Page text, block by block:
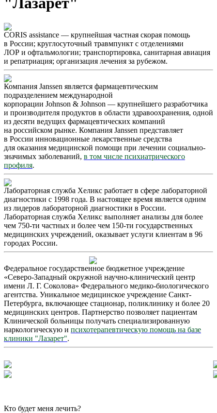
CORIS assistance — крупнейшая частная скорая помощь
в России; круглосуточный травмпункт с отделениями
ЛОР и офтальмологии; транспортировка, санитарная авиация
и репатриация; организация лечения за рубежом.
Компания Janssen является фармацевтическим
подразделением международной
корпорации Johnson & Johnson — крупнейшего разработчика
и производителя продуктов в области здравоохранения, одной
из десяти ведущих фармацевтических компаний
на российском рынке. Компания Janssen представляет
в России инновационные лекарственные средства
для оказания медицинской помощи при лечении социально-
значимых заболеваний, в том числе психиатрического
профиля.
Лабораторная служба Хеликс работает в сфере лабораторной
диагностики с 1998 года. В настоящее время является одним
из лидеров лабораторной диагностики в России.
Лабораторная служба Хеликс выполняет анализы для более
чем 750-ти частных и более чем 150-ти государственных
медицинских учреждений, оказывает услуги клиентам в 96
городах России.
Федеральное государственное бюджетное учреждение
«Северо-Западный окружной научно-клинический центр
имени Л. Г. Соколова» Федерального медико-биологического
агентства. Уникальное медицинское учреждение Санкт-
Петербурга, включающее стационар, поликлинику и более 20
медицинских центров. Партнерство позволяет пациентам
Клинической больницы получать специализированную
наркологическую и психотерапевтическую помощь на базе
клиники "Лазарет".
Кто будет меня лечить?